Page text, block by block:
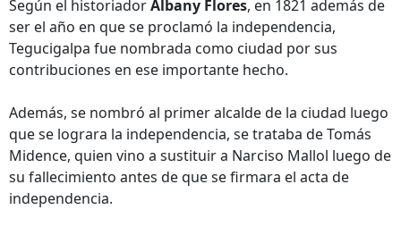
Según el historiadorAlbany Flores, en 1821 además de
ser el año en que se proclamó la independencia,
Tegucigalpa fue nombrada como ciudad por sus
contribuciones en ese importante hecho.
Además, se nombró al primer alcalde de la ciudad luego
que se lograra la independencia, se trataba de Tomás
Midence, quien vino a sustituir a Narciso Mallol luego de
su fallecimiento antes de que se firmara el acta de
independencia.